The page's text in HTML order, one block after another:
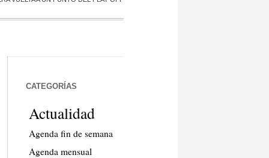
CATEGORÍAS
Actualidad
Agenda fin de semana
Agenda mensual